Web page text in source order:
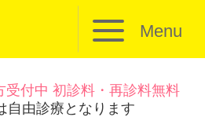
Menu
受付中 初診料・再診料無料
自由診療となります